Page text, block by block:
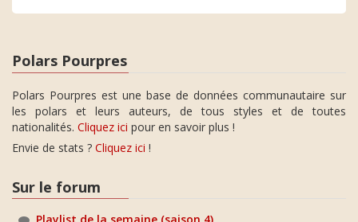
Polars Pourpres
Polars Pourpres est une base de données communautaire sur
les polars et leurs auteurs, de tous styles et de toutes
nationalités. Cliquez ici pour en savoir plus !
Envie de stats ? Cliquez ici !
Sur le forum